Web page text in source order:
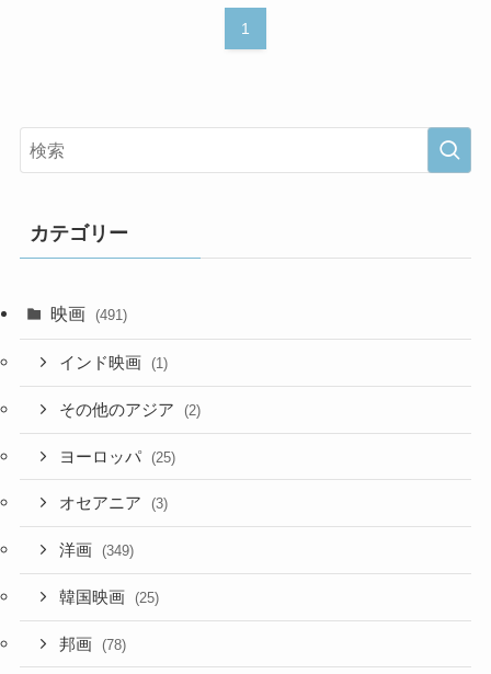
1
カテゴリー
映画 (491)
インド映画 (1)
その他のアジア (2)
ヨーロッパ (25)
オセアニア (3)
洋画 (349)
韓国映画 (25)
邦画 (78)